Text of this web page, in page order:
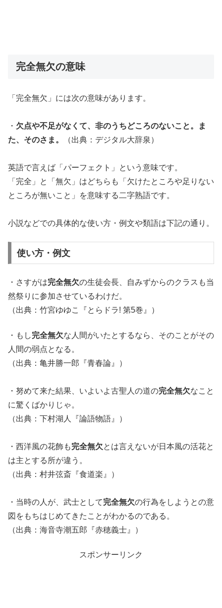
完全無欠の意味
「完全無欠」には次の意味があります。
・ 欠点や不足がなくて、非のうちどころのないこと。ま
た、そのさま。
（出典：デジタル大辞泉）
英語で言えば「パーフェクト」という意味です。
「完全」と「無欠」はどちらも「欠けたところや足りない
ところが無いこと」を意味する二字熟語です。
小説などでの具体的な使い方・例文や類語は下記の通り。
使い方・例文
・さすがは完全無欠の生徒会長、自みずからのクラスも当
然祭りに参加させているわけだ。
（出典：竹宮ゆゆこ『とらドラ! 第5巻』）
・もし完全無欠な人間がいたとするなら、そのことがその
人間の弱点となる。
（出典：亀井勝一郎『青春論』）
・努めて来た結果、いよいよ古聖人の道の完全無欠なこと
に驚くばかりじゃ。
（出典：下村湖人『論語物語』）
・西洋風の花飾も完全無欠とは言えないが日本風の活花と
は主とする所が違う。
（出典：村井弦斎『食道楽』）
・当時の人が、武士として完全無欠の行為をしようとの意
図をもちはじめてきたことがわかるのである。
（出典：海音寺潮五郎『赤穂義士』）
スポンサーリンク